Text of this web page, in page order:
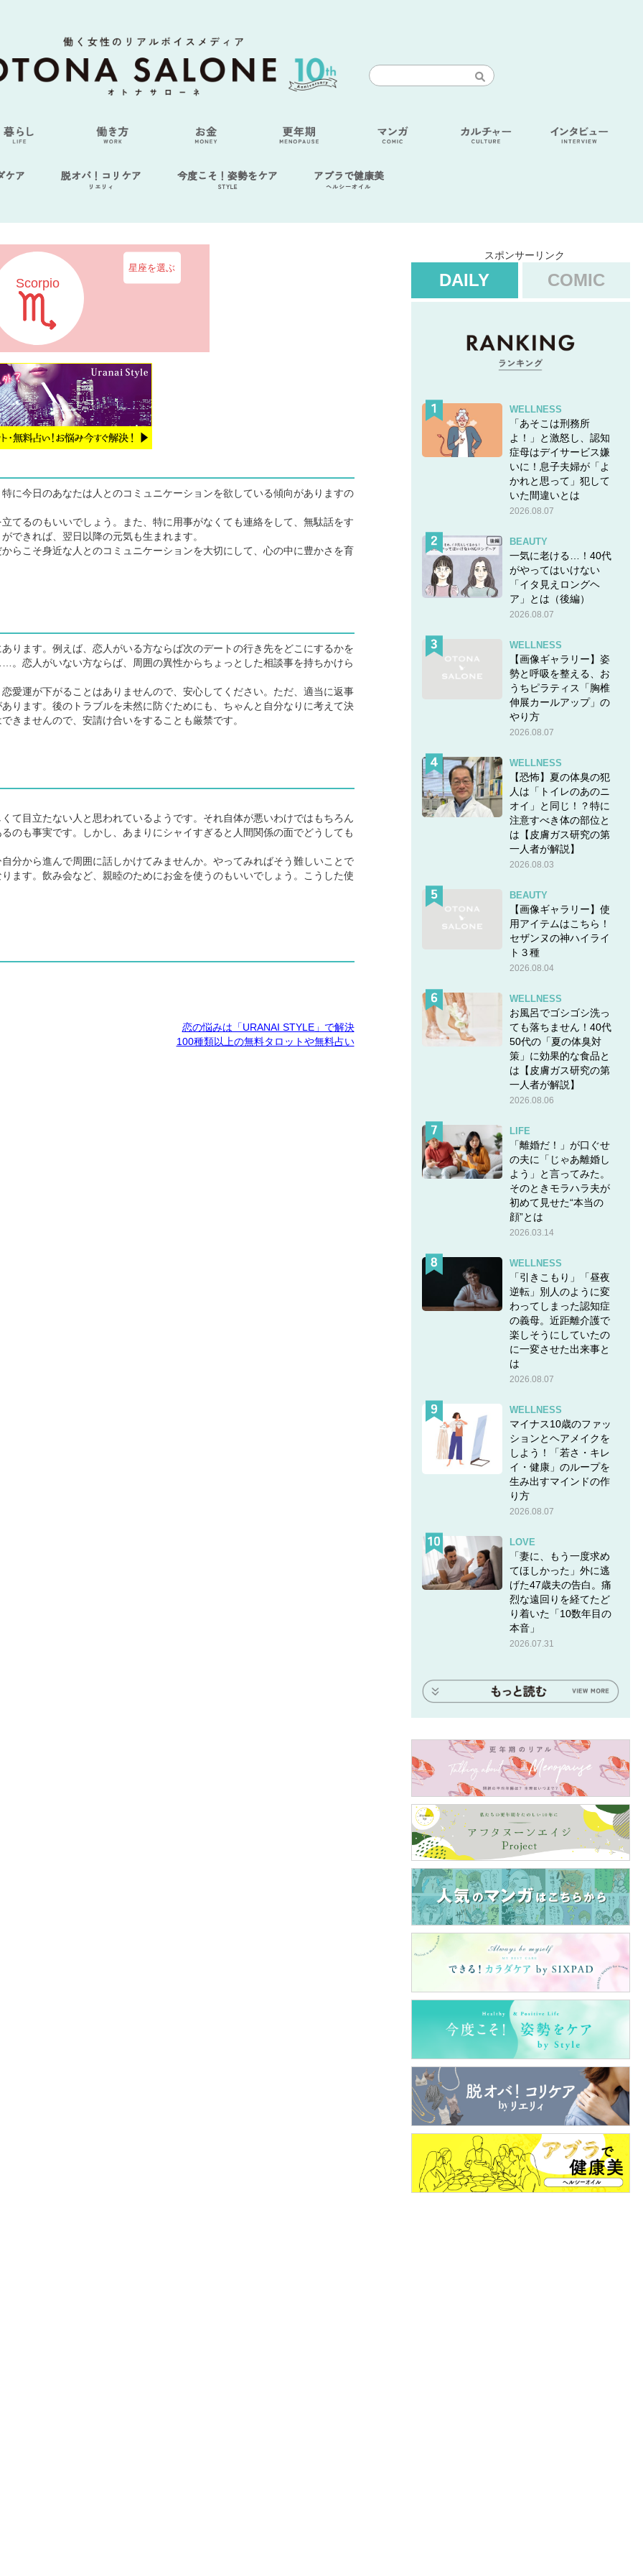
ケア 脱オバ！コリケア
リエリィ
今度こそ！姿勢をケア
STYLE
アブラで健康美
ヘルシーオイル
Scorpio
星座を選ぶ
今日のあなたは人とのコミュニケーションを欲している傾向がありますの
るのもいいでしょう。また、特に用事がなくても連絡をして、無駄話をす
できれば、翌日以降の元気も生まれます。
こそ身近な人とのコミュニケーションを大切にして、心の中に豊かさを育
ます。例えば、恋人がいる方ならば次のデートの行き先をどこにするかを
恋人がいない方ならば、周囲の異性からちょっとした相談事を持ちかけら
運が下がることはありませんので、安心してください。ただ、適当に返事
ります。後のトラブルを未然に防ぐためにも、ちゃんと自分なりに考えて決
きませんので、安請け合いをすることも厳禁です。
目立たない人と思われているようです。それ自体が悪いわけではもちろん
のも事実です。しかし、あまりにシャイすぎると人間関係の面でどうしても
から進んで周囲に話しかけてみませんか。やってみればそう難しいことで
ます。飲み会など、親睦のためにお金を使うのもいいでしょう。こうした使
恋の悩みは「URANAI STYLE」で解決
100種類以上の無料タロットや無料占い
スポンサーリンク
DAILY COMIC
WELLNESS
「あそこは刑務所
よ！」と激怒し、認知
症母はデイサービス嫌
いに！息子夫婦が「よ
かれと思って」犯して
いた間違いとは
2026.08.07
BEAUTY
一気に老ける…！40代
がやってはいけない
「イタ見えロングヘ
ア」とは（後編）
2026.08.07
WELLNESS
【画像ギャラリー】姿
勢と呼吸を整える、お
うちピラティス「胸椎
伸展カールアップ」の
やり方
2026.08.07
WELLNESS
【恐怖】夏の体臭の犯
人は「トイレのあのニ
オイ」と同じ！？特に
注意すべき体の部位と
は【皮膚ガス研究の第
一人者が解説】
2026.08.03
BEAUTY
【画像ギャラリー】使
用アイテムはこちら！
セザンヌの神ハイライ
ト３種
2026.08.04
WELLNESS
お風呂でゴシゴシ洗っ
ても落ちません！40代
50代の「夏の体臭対
策」に効果的な食品と
は【皮膚ガス研究の第
一人者が解説】
2026.08.06
LIFE
「離婚だ！」が口ぐせ
の夫に「じゃあ離婚し
よう」と言ってみた。
そのときモラハラ夫が
初めて見せた“本当の
顔”とは
2026.03.14
WELLNESS
「引きこもり」「昼夜
逆転」別人のように変
わってしまった認知症
の義母。近距離介護で
楽しそうにしていたの
に一変させた出来事と
は
2026.08.07
WELLNESS
マイナス10歳のファッ
ションとヘアメイクを
しよう！「若さ・キレ
イ・健康」のループを
生み出すマインドの作
り方
2026.08.07
LOVE
「妻に、もう一度求め
てほしかった」外に逃
げた47歳夫の告白。痛
烈な遠回りを経てたど
り着いた「10数年目の
本音」
2026.07.31